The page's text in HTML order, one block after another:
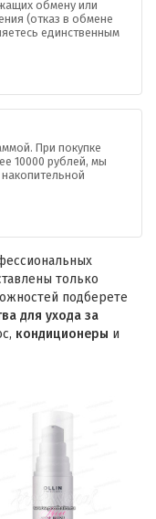
обмену или
(отказ в обмене
единственным
При покупке
10000 рублей, мы
только
подберете
для ухода за
кондиционеры и